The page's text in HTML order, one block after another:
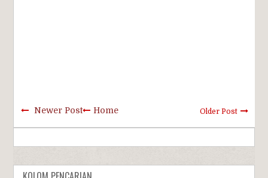
Newer Post Older Post
Home